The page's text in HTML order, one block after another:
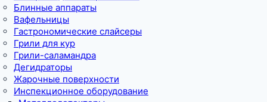
Блинные аппараты
Вафельницы
Гастрономические слайсеры
Грили для кур
Грили-саламандра
Дегидраторы
Жарочные поверхности
Инспекционное оборудование